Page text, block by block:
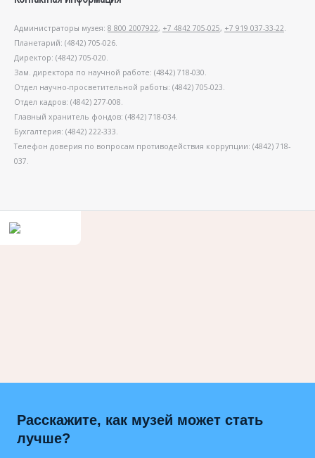
Администраторы музея: 8 800 2007922, +7 4842 705-025, +7 919 037-33-22.
Планетарий: (4842) 705-026.
Директор: (4842) 705-020.
Зам. директора по научной работе: (4842) 718-030.
Отдел научно-просветительной работы: (4842) 705-023.
Отдел кадров: (4842) 277-008.
Главный хранитель фондов: (4842) 718-034.
Бухгалтерия: (4842) 222-333.
Телефон доверия по вопросам противодействия коррупции: (4842) 718-
037.
Расскажите, как музей может стать
лучше?